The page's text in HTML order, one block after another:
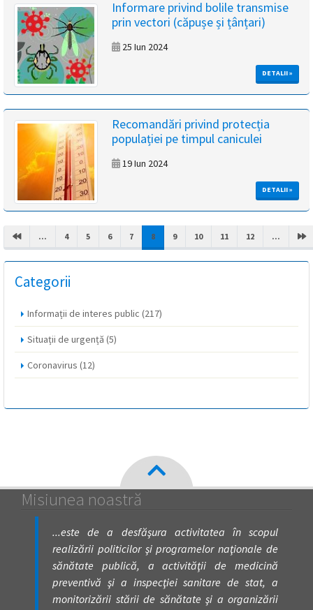
Informare privind bolile transmise
prin vectori (căpușe și țânțari)
25 Iun 2024
DETALII »
Recomandări privind protecția
populației pe timpul caniculei
19 Iun 2024
DETALII »
... 4 5 6 7 8(CURRENT)
9 10 11 12 ...
Categorii
Informații de interes public (217)
Situații de urgență (5)
Coronavirus (12)
Misiunea noastră
...este de a desfăşura activitatea în scopul
realizării politicilor şi programelor naţionale de
sănătate publică, a activităţii de medicină
preventivă şi a inspecţiei sanitare de stat, a
monitorizării stării de sănătate şi a organizării